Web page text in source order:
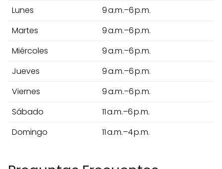
Lunes
9 a.m.–6 p.m.
Martes
9 a.m.–6 p.m.
Miércoles
9 a.m.–6 p.m.
Jueves
9 a.m.–6 p.m.
Viernes
9 a.m.–6 p.m.
Sábado
11 a.m.–6 p.m.
Domingo
11 a.m.–4 p.m.